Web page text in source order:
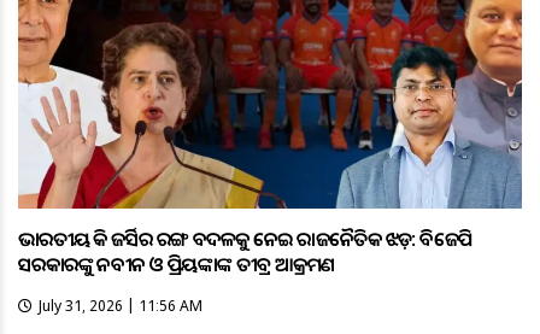
ଭାରତୀୟ ହକି ଜର୍ସିର ରଙ୍ଗ ବଦଳକୁ ନେଇ ରାଜନୈତିକ ଝଡ଼: ବିଜେପି
ସରକାରଙ୍କୁ ନବୀନ ଓ ପ୍ରିୟଙ୍କାଙ୍କ ତୀବ୍ର ଆକ୍ରମଣ
July 31, 2026 | 11:56 AM